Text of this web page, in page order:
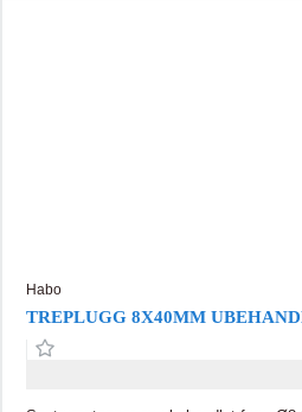
Habo
TREPLUGG 8X40MM